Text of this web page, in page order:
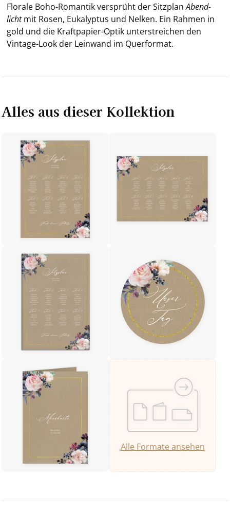
Flo­ra­le Boho-​Romantik ver­sprüht der Sitz­planAbend­
lichtmit Rosen, Eu­ka­lyp­tus und Nel­ken. Ein Rah­men in
gold und die Kraftpapier-​Optik un­ter­strei­chen den
Vintage-​Look der Lein­wand im Quer­for­mat.
Alles aus dieser Kollektion
Alle Formate ansehen